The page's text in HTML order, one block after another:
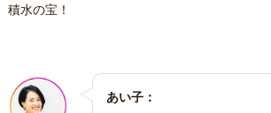
積水の宝！
あい子：